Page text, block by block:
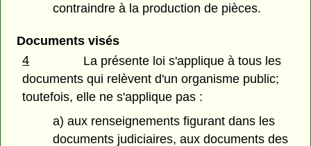
contraindre à la production de pièces.
Documents visés
4
La présente loi s'applique à tous les
documents qui relèvent d'un organisme public;
toutefois, elle ne s'applique pas :
a) aux renseignements figurant dans les
documents judiciaires, aux documents des